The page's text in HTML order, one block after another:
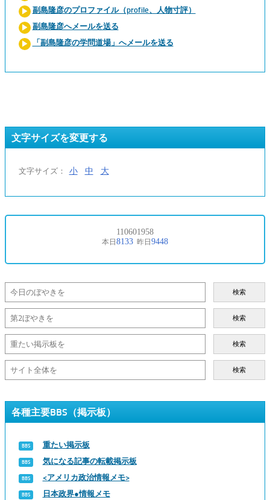
副島隆彦のプロファイル（profile、人物寸評）
副島隆彦へメールを送る
「副島隆彦の学問道場」へメールを送る
文字サイズを変更する
文字サイズ： 小 中 大
検索
検索
検索
検索
各種主要BBS（掲示板）
重たい掲示板
気になる記事の転載掲示板
<アメリカ政治情報メモ>
日本政界●情報メモ